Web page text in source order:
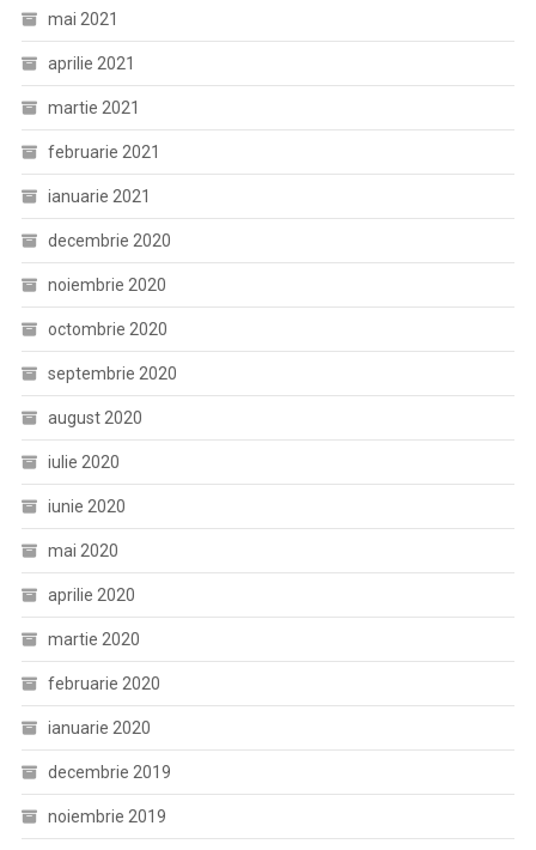
mai 2021
aprilie 2021
martie 2021
februarie 2021
ianuarie 2021
decembrie 2020
noiembrie 2020
octombrie 2020
septembrie 2020
august 2020
iulie 2020
iunie 2020
mai 2020
aprilie 2020
martie 2020
februarie 2020
ianuarie 2020
decembrie 2019
noiembrie 2019